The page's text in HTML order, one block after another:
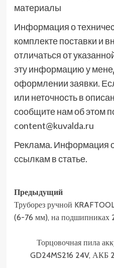
материалы
Информация о
комплекте поставки и
отличаться от
эту информацию у
оформлении заявки.
или неточность в
сообщите нам об этом
content@kuvalda.ru
Реклама. Информация
ссылкам в статье.
Навигация
записи
Предыдущий
Труборез ручной
(6-76 мм), на подшипниках
Торцовочная пила
GD24MS216 24V, АКБ